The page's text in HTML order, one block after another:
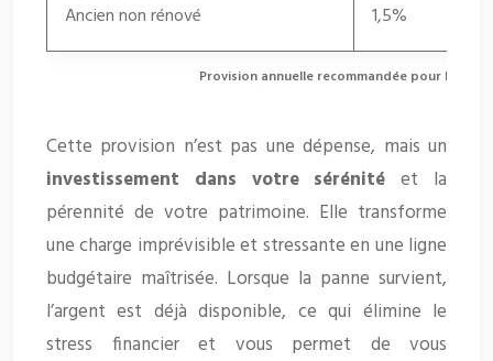
Provision annuelle recommandée pour
Ancien non rénové 1,5%
Cette provision n’est pas une dépense, mais un
investissement dans votre sérénité et la
pérennité de votre patrimoine. Elle transforme
une charge imprévisible et stressante en une ligne
budgétaire maîtrisée. Lorsque la panne survient,
l’argent est déjà disponible, ce qui élimine le
stress financier et vous permet de vous